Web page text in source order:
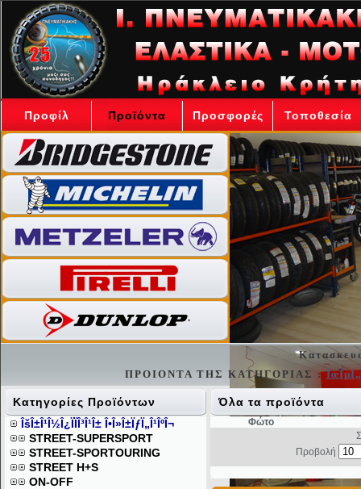
Προφίλ Προϊόντα Προσφορές Τοποθεσία
ΠΡΟΙΟΝΤΑ ΤΗΣ ΚΑΤΗΓΟΡΙΑΣ :
Κατηγορίες Προϊόντων
ÎšÎ±Î¹Î½Î¿ÏÏÎ³Î¹Î± Î•Î»Î±ÏƒÏ„Î¹ÎºÎ¬
STREET-SUPERSPORT
STREET-SPORTOURING
STREET H+S
ON-OFF
Όλα τα προϊόντα
Φώτο
Προβολή